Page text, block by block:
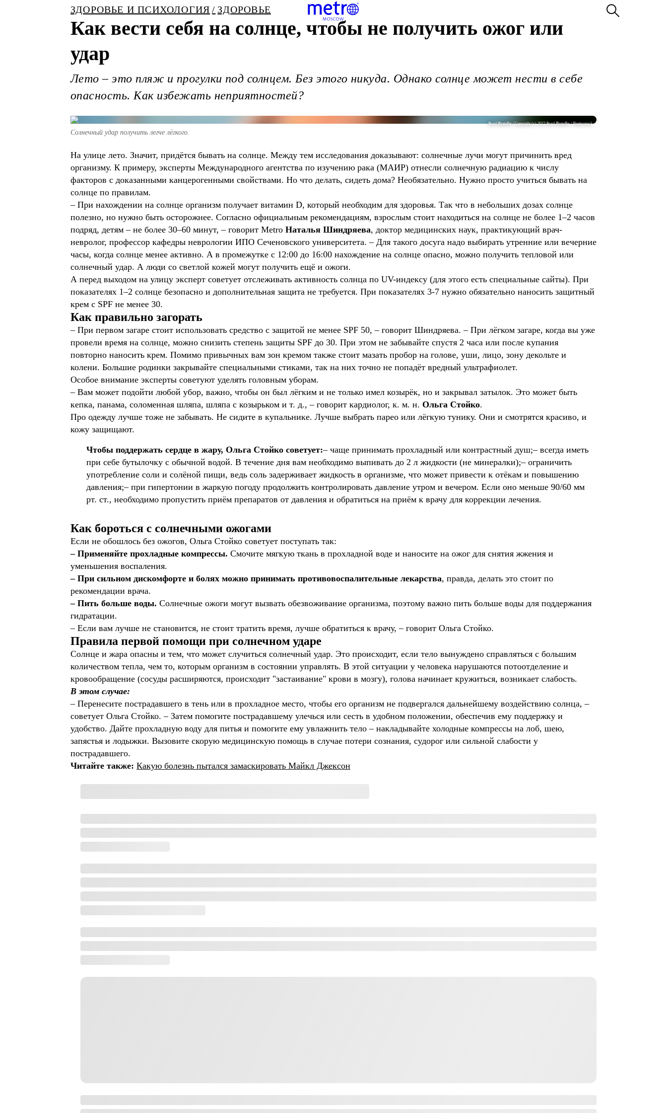
ЗДОРОВЬЕ И ПСИХОЛОГИЯ ЗДОРОВЬЕ
Как вести себя на солнце, чтобы не получить ожог или
удар
Лето – это пляж и прогулки под солнцем. Без этого никуда. Однако солнце может нести в себе
опасность. Как избежать неприятностей?
Pearl PhotoPix / Copyright (c) 2022 Pearl PhotoPix / Shutterstock
Солнечный удар получить легче лёгкого.
На улице лето. Значит, придётся бывать на солнце. Между тем исследования доказывают: солнечные лучи могут причинить вред
организму. К примеру, эксперты Международного агентства по изучению рака (МАИР) отнесли солнечную радиацию к числу
факторов с доказанными канцерогенными свойствами. Но что делать, сидеть дома? Необязательно. Нужно просто учиться бывать на
солнце по правилам.
– При нахождении на солнце организм получает витамин D, который необходим для здоровья. Так что в небольших дозах солнце
полезно, но нужно быть осторожнее. Согласно официальным рекомендациям, взрослым стоит находиться на солнце не более 1–2 часов
подряд, детям – не более 30–60 минут, – говорит Metro Наталья Шиндряева, доктор медицинских наук, практикующий врач-
невролог, профессор кафедры неврологии ИПО Сеченовского университета. – Для такого досуга надо выбирать утренние или вечерние
часы, когда солнце менее активно. А в промежутке с 12:00 до 16:00 нахождение на солнце опасно, можно получить тепловой или
солнечный удар. А люди со светлой кожей могут получить ещё и ожоги.
А перед выходом на улицу эксперт советует отслеживать активность солнца по UV-индексу (для этого есть специальные сайты). При
показателях 1–2 солнце безопасно и дополнительная защита не требуется. При показателях 3-7 нужно обязательно наносить защитный
крем с SPF не менее 30.
Как правильно загорать
– При первом загаре стоит использовать средство с защитой не менее SPF 50, – говорит Шиндряева. – При лёгком загаре, когда вы уже
провели время на солнце, можно снизить степень защиты SPF до 30. При этом не забывайте спустя 2 часа или после купания
повторно наносить крем. Помимо привычных вам зон кремом также стоит мазать пробор на голове, уши, лицо, зону декольте и
колени. Большие родинки закрывайте специальными стиками, так на них точно не попадёт вредный ультрафиолет.
Особое внимание эксперты советуют уделять головным уборам.
– Вам может подойти любой убор, важно, чтобы он был лёгким и не только имел козырёк, но и закрывал затылок. Это может быть
кепка, панама, соломенная шляпа, шляпа с козырьком и т. д., – говорит кардиолог, к. м. н. Ольга Стойко.
Про одежду лучше тоже не забывать. Не сидите в купальнике. Лучше выбрать парео или лёгкую тунику. Они и смотрятся красиво, и
кожу защищают.
Чтобы поддержать сердце в жару, Ольга Стойко советует:– чаще принимать прохладный или контрастный душ;– всегда иметь
при себе бутылочку с обычной водой. В течение дня вам необходимо выпивать до 2 л жидкости (не минералки);– ограничить
употребление соли и солёной пищи, ведь соль задерживает жидкость в организме, что может привести к отёкам и повышению
давления;– при гипертонии в жаркую погоду продолжить контролировать давление утром и вечером. Если оно меньше 90/60 мм
рт. ст., необходимо пропустить приём препаратов от давления и обратиться на приём к врачу для коррекции лечения.
Как бороться с солнечными ожогами
Если не обошлось без ожогов, Ольга Стойко советует поступать так:
– Применяйте прохладные компрессы. Смочите мягкую ткань в прохладной воде и наносите на ожог для снятия жжения и
уменьшения воспаления.
– При сильном дискомфорте и болях можно принимать противовоспалительные лекарства, правда, делать это стоит по
рекомендации врача.
– Пить больше воды. Солнечные ожоги могут вызвать обезвоживание организма, поэтому важно пить больше воды для поддержания
гидратации.
– Если вам лучше не становится, не стоит тратить время, лучше обратиться к врачу, – говорит Ольга Стойко.
Правила первой помощи при солнечном ударе
Солнце и жара опасны и тем, что может случиться солнечный удар. Это происходит, если тело вынуждено справляться с большим
количеством тепла, чем то, которым организм в состоянии управлять. В этой ситуации у человека нарушаются потоотделение и
кровообращение (сосуды расширяются, происходит "застаивание" крови в мозгу), голова начинает кружиться, возникает слабость.
В этом случае:
– Перенесите пострадавшего в тень или в прохладное место, чтобы его организм не подвергался дальнейшему воздействию солнца, –
советует Ольга Стойко. – Затем помогите пострадавшему улечься или сесть в удобном положении, обеспечив ему поддержку и
удобство. Дайте прохладную воду для питья и помогите ему увлажнить тело – накладывайте холодные компрессы на лоб, шею,
запястья и лодыжки. Вызовите скорую медицинскую помощь в случае потери сознания, судорог или сильной слабости у
пострадавшего.
Читайте также: Какую болезнь пытался замаскировать Майкл Джексон